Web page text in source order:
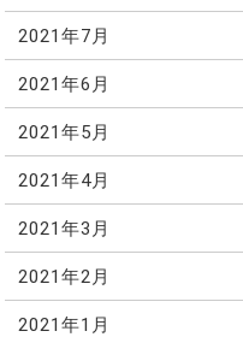
2021年7月
2021年6月
2021年5月
2021年4月
2021年3月
2021年2月
2021年1月